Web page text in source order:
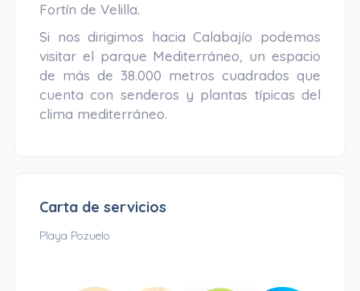
Fortín de Velilla.
Si nos dirigimos hacia Calabajío podemos
visitar el parque Mediterráneo, un espacio
de más de 38.000 metros cuadrados que
cuenta con senderos y plantas típicas del
clima mediterráneo.
Carta de servicios
Playa Pozuelo